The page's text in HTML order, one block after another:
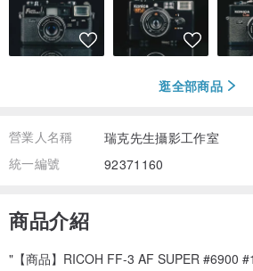
逛全部商品
營業人名稱
瑞克先生攝影工作室
統一編號
92371160
商品介紹
"【商品】RICOH FF-3 AF SUPER #6900